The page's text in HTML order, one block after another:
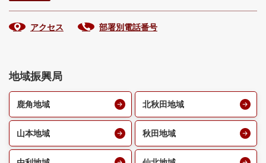
アクセス 部署別電話番号
地域振興局
鹿角地域 北秋田地域
山本地域 秋田地域